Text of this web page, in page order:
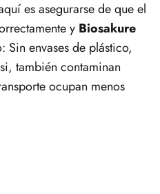
es asegurarse de que el
y Biosakure
Sin envases de plástico,
también contaminan
ocupan menos